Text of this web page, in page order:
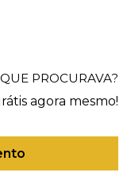
PROCURAVA?
agora mesmo!